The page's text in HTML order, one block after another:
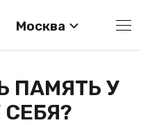
Москва
ПАМЯТЬ У